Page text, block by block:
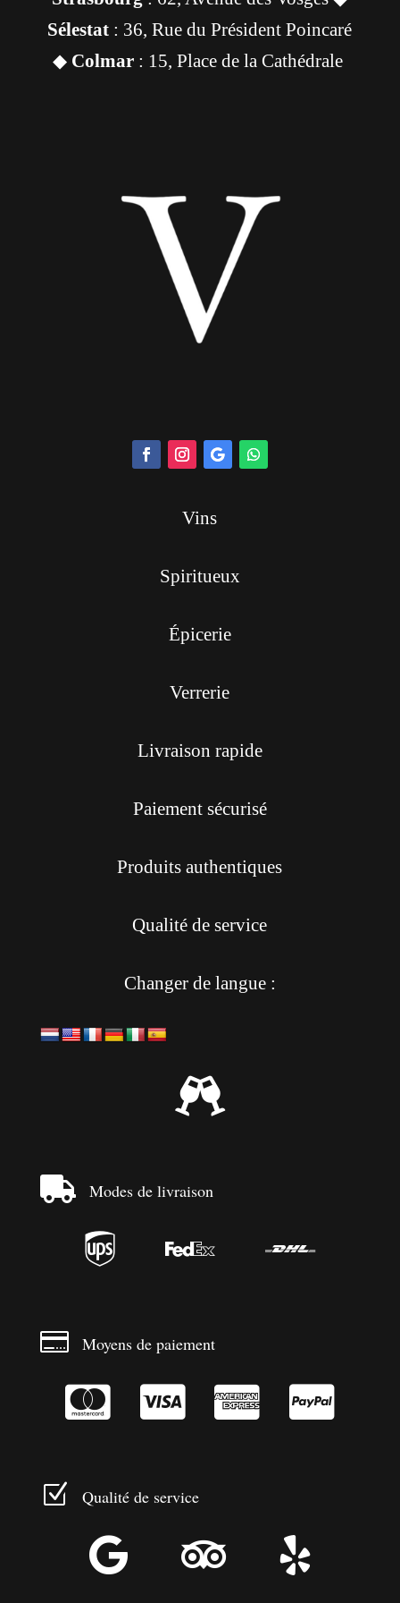
Sélestat : 36, Rue du Président Poincaré
◆ Colmar: 15, Place de la Cathédrale
Vins
Spiritueux
Épicerie
Verrerie
Livraison rapide
Paiement sécurisé
Produits authentiques
Qualité de service
Changer de langue :

 Modes de livraison
  
 Moyens de paiement
   
Z Qualité de service
  